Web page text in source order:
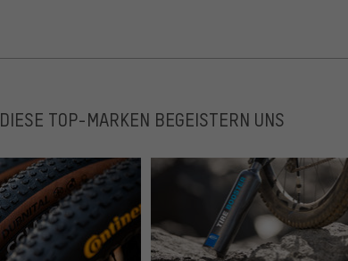
DIESE TOP-MARKEN BEGEISTERN UNS